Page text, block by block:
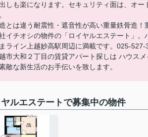
しも楽になります。セキュリティ面は、オ
とは違う耐震性・遮音性が高い重量鉄骨造！
イチオシの物件の「ロイヤルエステート」
ライン上越妙高駅周辺に満載です。025-
越市大和２丁目の賃貸アパート探しは ハウス
敵な新生活のお手伝いを致します。
ヤルエステートで募集中の物件